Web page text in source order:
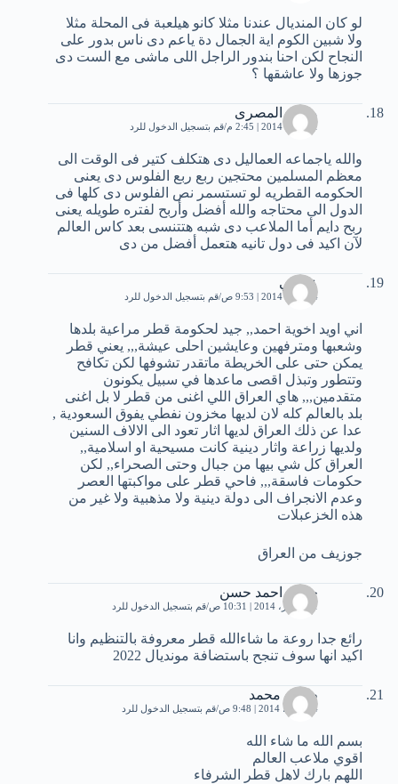
لو كان المنديال عندنا مثلا كانو هيلعبة فى المحلة مثلا
ولا شبين الكوم اية الجمال دة ياعم دى ناس بدور على
النجاح لكن احنا بندور الراجل اللى ماشى مع الست دى
جوزها ولا عاشقها ؟
محمد المصرى
21 يناير، 2014 | 2:45 م قم بتسجيل الدخول للرد
والله ياجماعه العماليل دى هتكلف كتير فى الوقت الى
معظم المسلمين محتجين ربع ربع الفلوس دى يعنى
الحكومه القطريه لو تستسمر نص الفلوس دى كلها فى
الدول الى محتاجه والله أفضل وأربح لفتره طويله يعنى
ربح دايم أما الملاعب دى شبه هتتنسى بعد كاس العالم
لآن اكيد فى دول تانيه هتعمل أفضل من دى
عراقي
24 يناير، 2014 | 9:53 ص قم بتسجيل الدخول للرد
اني اويد اخوية احمد,, جيد لحكومة قطر مراعية بلدها
وشعبها ومترفهين وعايشين احلى عيشة,,, يعني قطر
يمكن حتى على الخريطة ماتقدر تشوفها لكن تكافح
وتتطور وتبذل اقصى ماعدها في سبيل يكونون
متقدمين,,, هاي العراق اللي اغنى من قطر لا بل اغنى
بلد بالعالم كله لان لديها مخزون نفطي يفوق السعودية ,
عدا عن ذلك العراق لديها اثار تعود الى الالاف السنين
ولديها زراعة واثار دينية كانت مسيحية او اسلامية,,
العراق كل شي بيها من جبال وحتى الصحراء,, لكن
حكومات فاسقة,,, فاحي قطر على مواكبتها العصر
وعدم الانجراف الى دولة دينية ولا مذهبية ولا غير من
هذه الخزعبلات
جوزيف من العراق
حسن احمد حسن
11 فبراير، 2014 | 10:31 ص قم بتسجيل الدخول للرد
رائع جدا روعة ما شاءالله قطر معروفة بالتنظيم وانا
اكيد انها سوف تنجح باستضافة مونديال 2022
طارق محمد
4 مارس، 2014 | 9:48 ص قم بتسجيل الدخول للرد
بسم الله ما شاء الله
اقوي ملاعب العالم
اللهم بارك ﻻهل قطر الشرفاء